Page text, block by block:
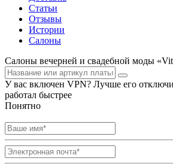
Статьи
Отзывы
Истории
Салоны
Салоны вечерней и свадебной моды
У вас включен VPN? Лучше его
работал быстрее
Понятно